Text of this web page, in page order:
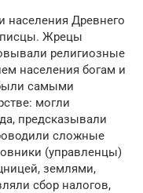
Древнего
писцы. Жрецы
религиозные
населения богам и
самыми
могли
предсказывали
сложные
(управленцы)
землями,
сбор налогов,